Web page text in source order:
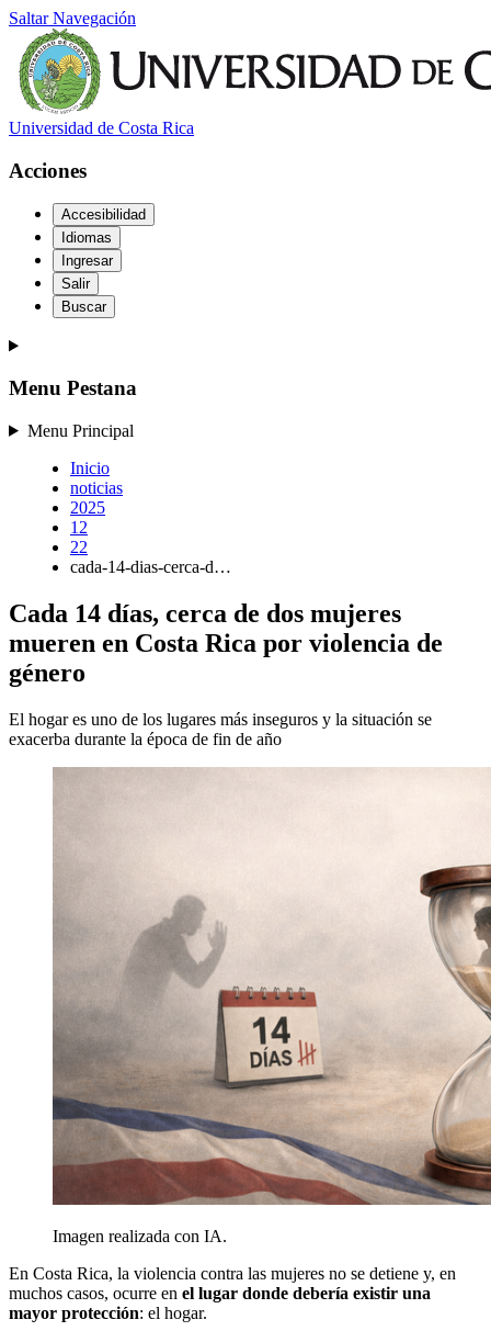
Saltar Navegación
Universidad de Costa Rica
Acciones
Accesibilidad
Idiomas
Ingresar
Salir
Buscar
Menu Pestana
Menu Principal
Inicio
noticias
2025
12
22
cada-14-dias-cerca-d…
Cada 14 días, cerca de dos mujeres
mueren en Costa Rica por violencia de
género
El hogar es uno de los lugares más inseguros y la situación se
exacerba durante la época de fin de año
Imagen realizada con IA.
En Costa Rica, la violencia contra las mujeres no se detiene y, en
muchos casos, ocurre en el lugar donde debería existir una
mayor protección: el hogar.